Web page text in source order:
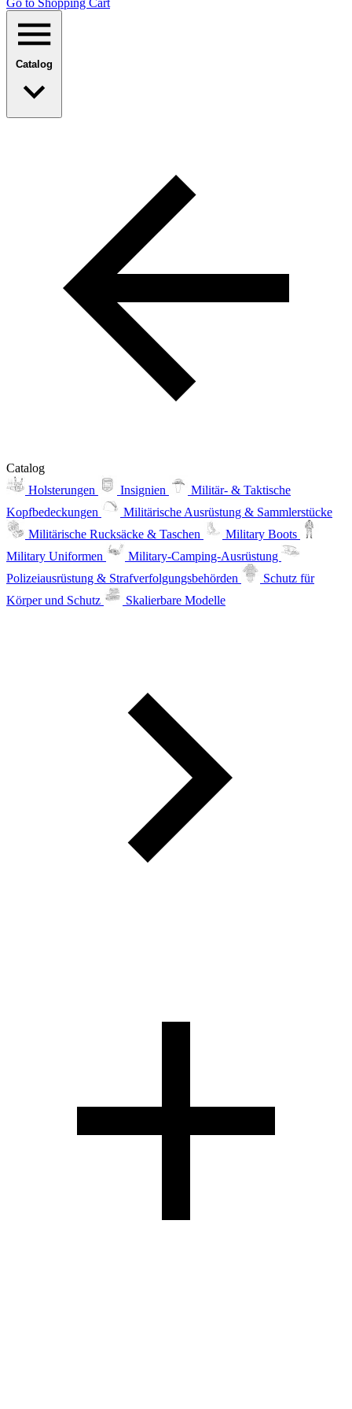
Go to Shopping Сart
Catalog
Catalog
Holsterungen
Insignien
Militär- & Taktische
Kopfbedeckungen
Militärische Ausrüstung & Sammlerstücke
Militärische Rucksäcke & Taschen
Military Boots
Military Uniformen
Military-Camping-Ausrüstung
Polizeiausrüstung & Strafverfolgungsbehörden
Schutz für
Körper und Schutz
Skalierbare Modelle